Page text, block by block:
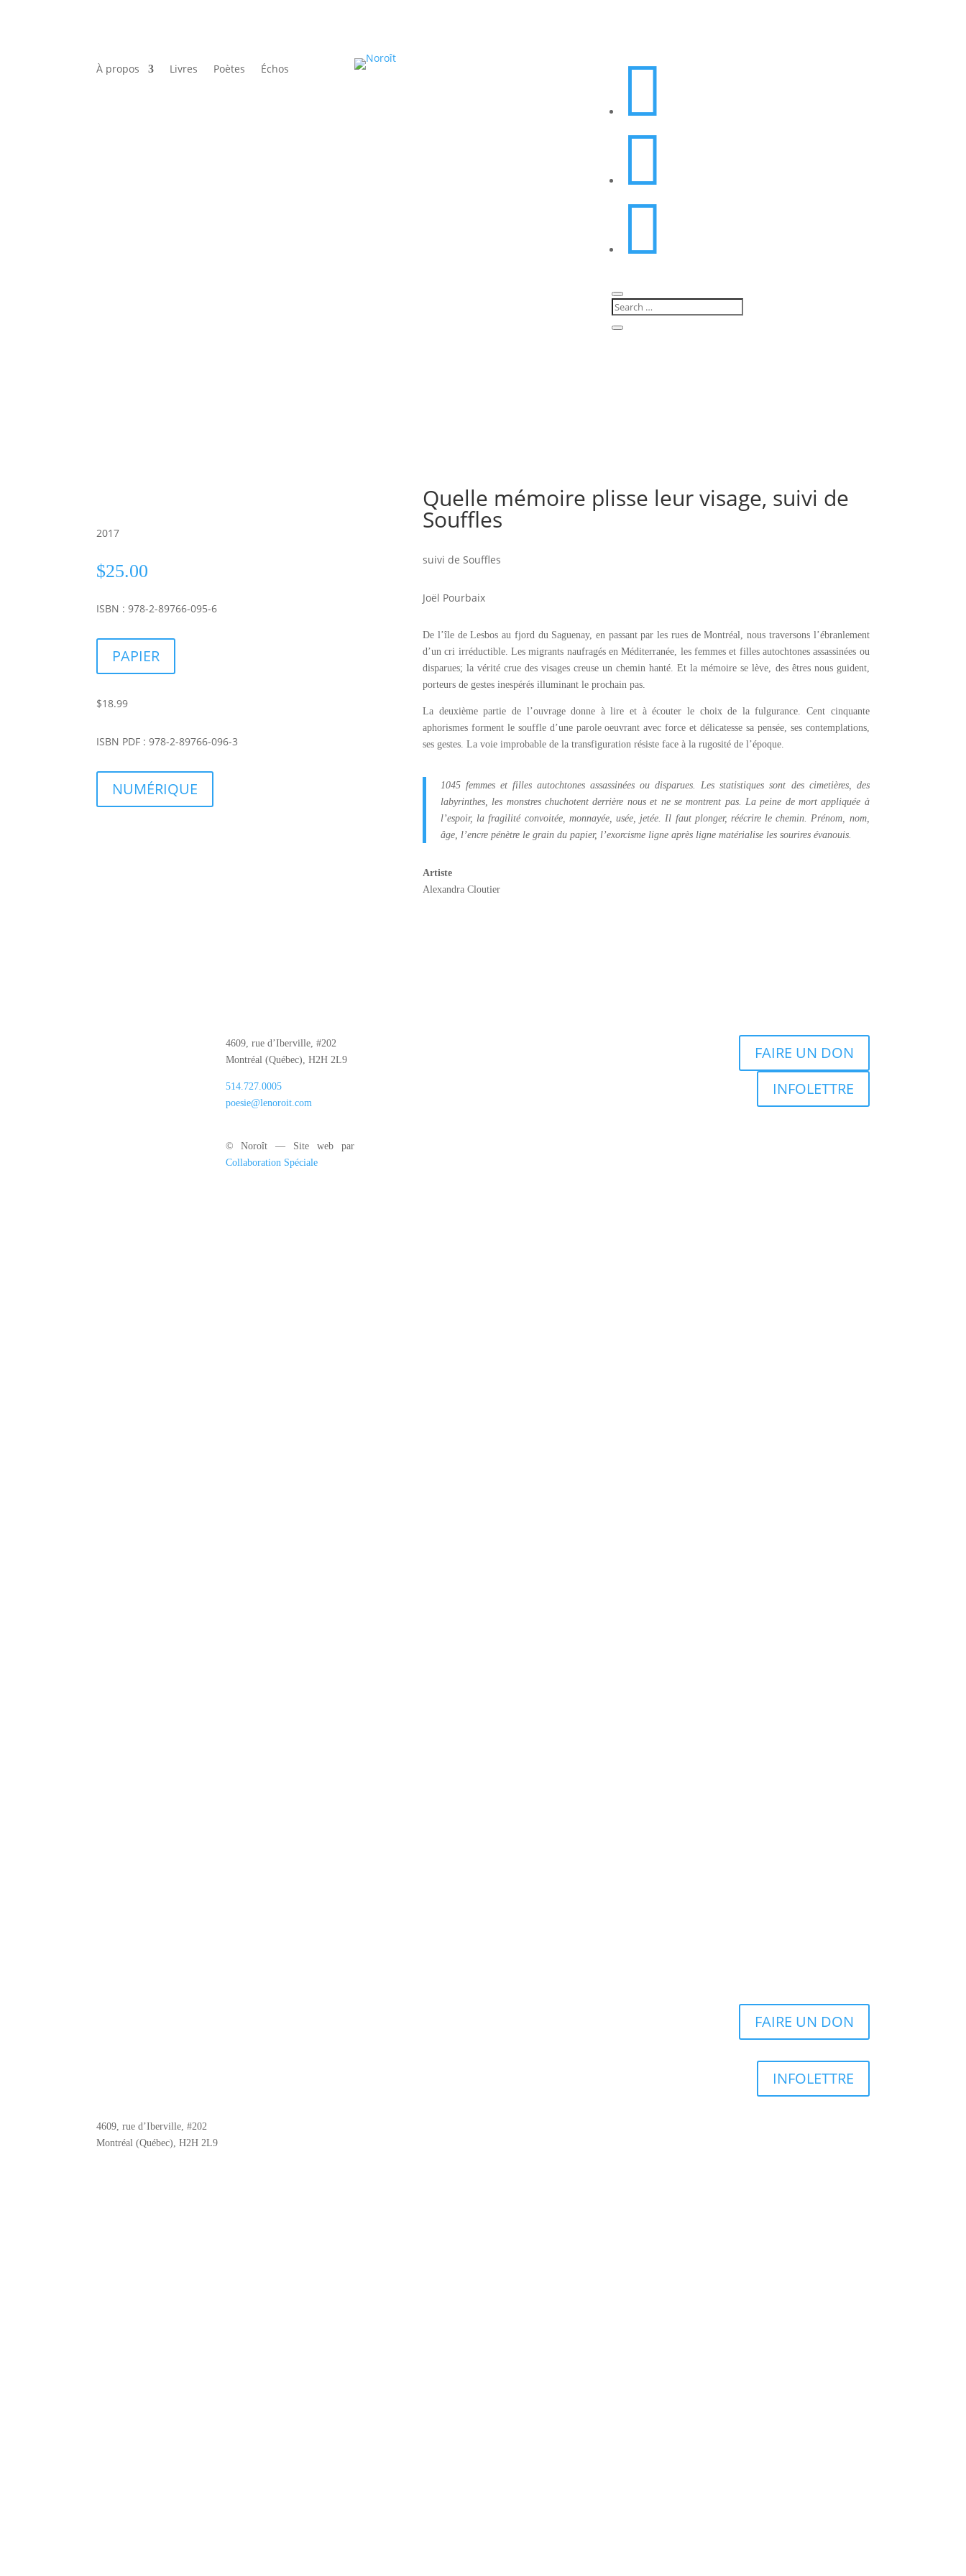
À propos Livres Poètes Échos



2017
$25.00
ISBN : 978-2-89766-095-6
PAPIER
$18.99
ISBN PDF : 978-2-89766-096-3
NUMÉRIQUE
Quelle mémoire plisse leur visage, suivi de
Souffles
suivi de Souffles
Joël Pourbaix
De l’île de Lesbos au fjord du Saguenay, en passant par les rues de Montréal, nous traversons l’ébranlement
d’un cri irréductible. Les migrants naufragés en Méditerranée, les femmes et filles autochtones assassinées ou
disparues; la vérité crue des visages creuse un chemin hanté. Et la mémoire se lève, des êtres nous guident,
porteurs de gestes inespérés illuminant le prochain pas.
La deuxième partie de l’ouvrage donne à lire et à écouter le choix de la fulgurance. Cent cinquante
aphorismes forment le souffle d’une parole oeuvrant avec force et délicatesse sa pensée, ses contemplations,
ses gestes. La voie improbable de la transfiguration résiste face à la rugosité de l’époque.
1045 femmes et filles autochtones assassinées ou disparues. Les statistiques sont des cimetières, des
labyrinthes, les monstres chuchotent derrière nous et ne se montrent pas. La peine de mort appliquée à
l’espoir, la fragilité convoitée, monnayée, usée, jetée. Il faut plonger, réécrire le chemin. Prénom, nom,
âge, l’encre pénètre le grain du papier, l’exorcisme ligne après ligne matérialise les sourires évanouis.
Artiste
Alexandra Cloutier
4609, rue d’Iberville, #202
Montréal (Québec), H2H 2L9
514.727.0005
poesie@lenoroit.com
© Noroît — Site web par
Collaboration Spéciale
FAIRE UN DON
INFOLETTRE
FAIRE UN DON
INFOLETTRE
4609, rue d’Iberville, #202
Montréal (Québec), H2H 2L9